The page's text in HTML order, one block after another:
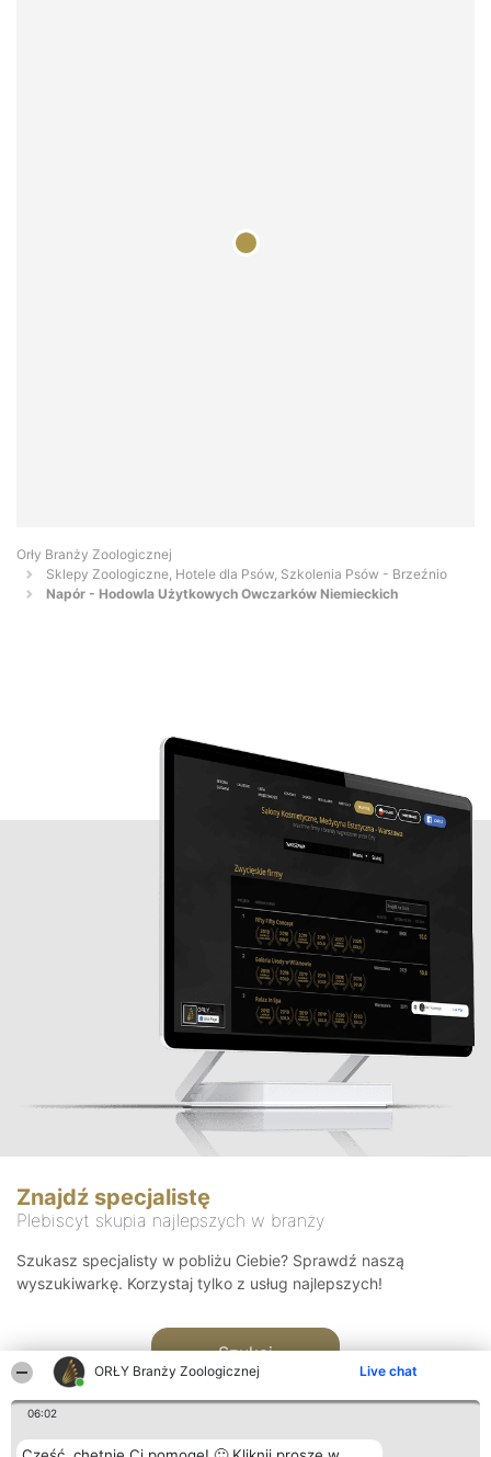
ORŁY Branży Zoologicznej Live chat
06:02
Orły Branży Zoologicznej
Sklepy Zoologiczne, Hotele dla Psów, Szkolenia Psów - Brzeźnio
Napór - Hodowla Użytkowych Owczarków Niemieckich
Znajdź specjalistę
Plebiscyt skupia najlepszych w branży
Szukasz specjalisty w pobliżu Ciebie? Sprawdź naszą
wyszukiwarkę. Korzystaj tylko z usług najlepszych!
Szukaj